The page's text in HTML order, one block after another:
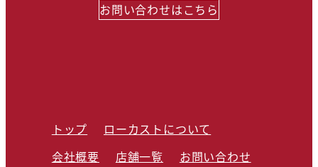
お問い合わせはこちら
トップ
ローカストについて
会社概要
店舗一覧 お問い合わせ